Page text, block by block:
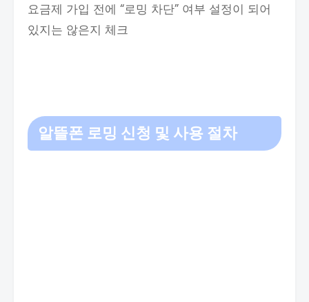
요금제 가입 전에 “로밍 차단” 여부 설정이 되어
있지는 않은지 체크
알뜰폰 로밍 신청 및 사용 절차